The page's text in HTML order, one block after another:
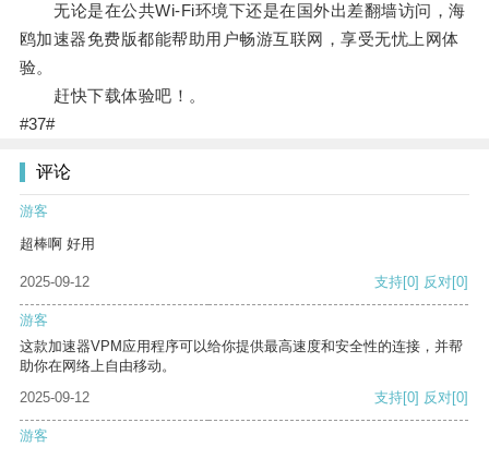
无论是在公共Wi-Fi环境下还是在国外出差翻墙访问，海
鸥加速器免费版都能帮助用户畅游互联网，享受无忧上网体
验。
赶快下载体验吧！。
#37#
评论
游客
超棒啊 好用
2025-09-12 支持[0] 反对[0]
游客
这款加速器VPM应用程序可以给你提供最高速度和安全性的连接，并帮
助你在网络上自由移动。
2025-09-12
支持[0] 反对[0]
游客